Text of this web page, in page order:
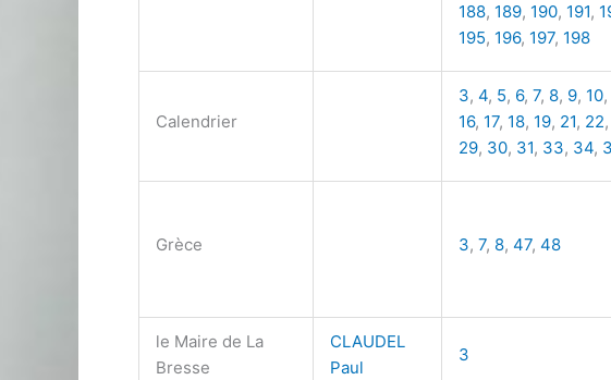
188, 189, 190, 191,
195, 196, 197, 198
Calendrier
3, 4, 5, 6, 7, 8, 9, 10,
16, 17, 18, 19, 21, 22,
29, 30, 31, 33, 34,
Grèce 3, 7, 8, 47, 48
le Maire de La
Bresse
CLAUDEL
Paul
3